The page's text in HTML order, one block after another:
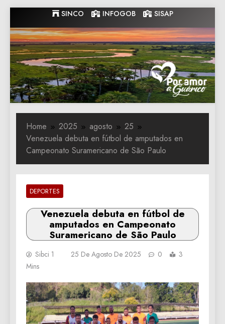
to
content
SINCO INFOGOB SISAP
Gobernacion
de Guarico
Gobernacion de Guarico
Home 2025 agosto
25
Venezuela debuta en fútbol de amputados en
Campeonato Suramericano de São Paulo
DEPORTES
Venezuela debuta en fútbol de
amputados en Campeonato
Suramericano de São Paulo
Sibci 1 25 De Agosto De 2025 0
3
Mins